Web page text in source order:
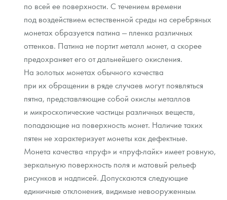
по всей ее поверхности. С течением времени
под воздействием естественной среды на серебряных
монетах образуется патина — пленка различных
оттенков. Патина не портит металл монет, а скорее
предохраняет его от дальнейшего окисления.
На золотых монетах обычного качества
при их обращении в ряде случаев могут появляться
пятна, представляющие собой окислы металлов
и микроскопические частицы различных веществ,
попадающие на поверхность монет. Наличие таких
пятен не характеризует монеты как дефектные.
Монета качества «пруф» и «пруф-лайк» имеет ровную,
зеркальную поверхность поля и матовый рельеф
рисунков и надписей. Допускаются следующие
единичные отклонения, видимые невооруженным